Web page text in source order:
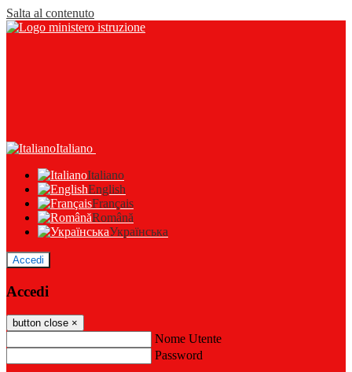
Salta al contenuto
Italiano
Italiano
English
Français
Română
Українська
Accedi
Accedi
button close ×
Nome Utente
Password